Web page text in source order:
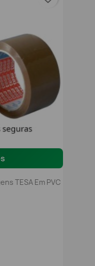
TESA Em PVC